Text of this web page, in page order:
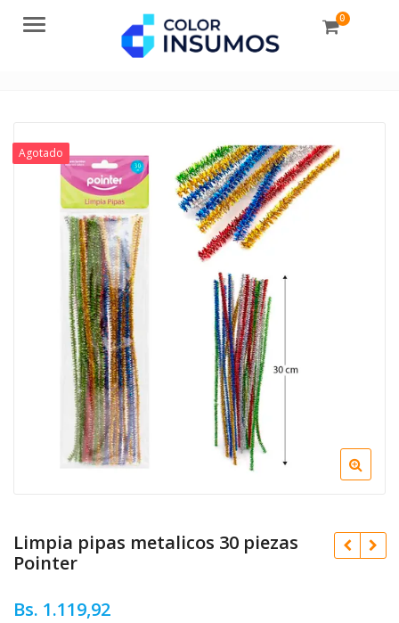
Menu 0
Agotado
Limpia pipas metalicos 30 piezas
Pointer
Bs. 1.119,92